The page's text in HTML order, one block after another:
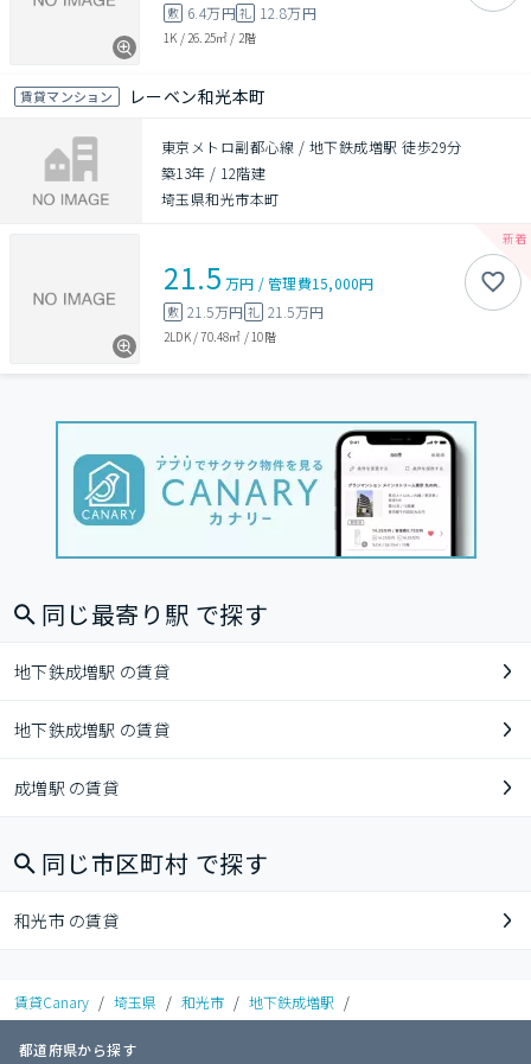
敷 6.4万円礼 12.8万円
1K / 26.25㎡ / 2階
賃貸マンション レーベン和光本町
東京メトロ副都心線 / 地下鉄成増駅 徒歩29分
築13年 / 12階建
埼玉県和光市本町
21.5 万円 /管理費15,000円
敷 21.5万円 礼 21.5万円
2LDK/70.48㎡ / 10階
同じ最寄り駅 で探す
地下鉄成増駅 の賃貸
地下鉄成増駅 の賃貸
成増駅 の賃貸
同じ市区町村 で探す
和光市 の賃貸
賃貸Canary / 埼玉県 / 和光市 / 地下鉄成増駅 /
都道府県から探す